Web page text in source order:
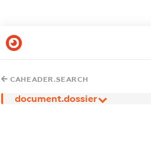
CAHEADER.SEARCH
document.dossier